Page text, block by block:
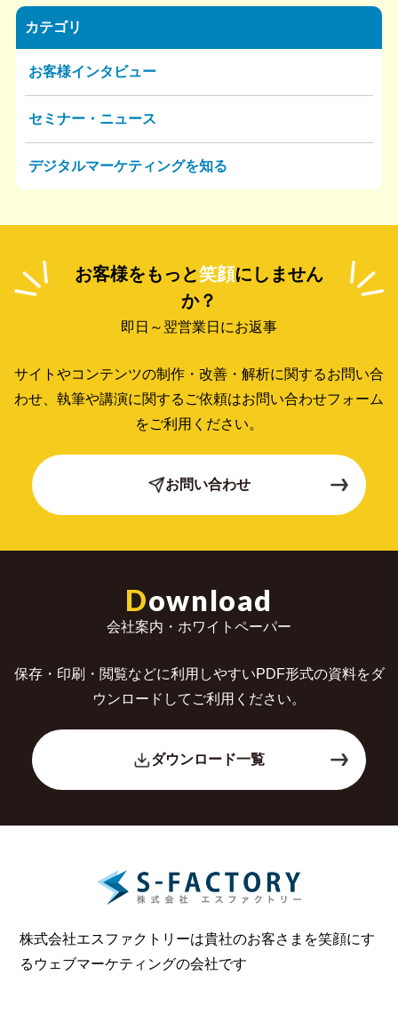
カテゴリ
お客様インタビュー
セミナー・ニュース
デジタルマーケティングを知る
お客様をもっと笑顔にしません
か？
即日～翌営業日にお返事
サイトやコンテンツの制作・改善・解析に関するお問い合
わせ、 執筆や講演に関するご依頼はお問い合わせフォーム
をご利用ください。
お問い合わせ
Download
会社案内・ホワイトペーパー
保存・印刷・閲覧などに利用しやすいPDF形式の資料をダ
ウンロードしてご利用ください。
ダウンロード一覧
株式会社エスファクトリーは貴社のお客さまを笑顔にす
る ウェブマーケティングの会社です